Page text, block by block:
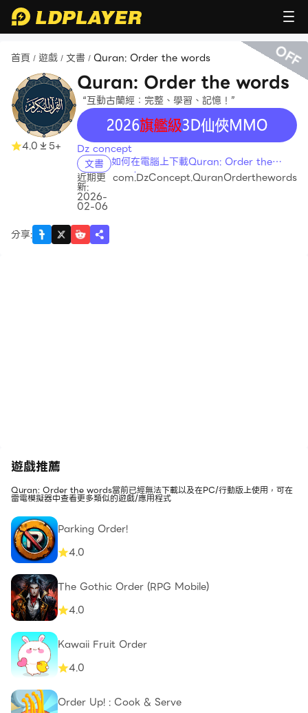
首頁 / 遊戲 / 文書 / Quran: Order the words
4.0 5+
Quran: Order the words
“互動古蘭經：完整、學習、記憶！”
recommend
Dz concept
文書 如何在電腦上下載Quran: Order the
words
近期更
新:
2026-
02-06
com.DzConcept.QuranOrderthewords
分享:
OFF
遊戲推薦
Quran: Order the words當前已經無法下載以及在PC/行動版上使用，可在
雷電模擬器中查看更多類似的遊戲/應用程式
Parking Order!
4.0
The Gothic Order (RPG Mobile)
4.0
Kawaii Fruit Order
4.0
Order Up! : Cook & Serve